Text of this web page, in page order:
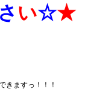
さ い☆★
きますっ！！！